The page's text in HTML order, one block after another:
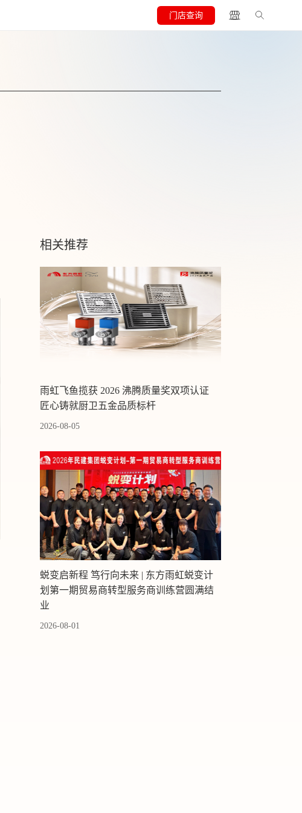
门店查询
相关推荐
雨虹飞鱼揽获 2026 沸腾质量奖双项认证
匠心铸就厨卫五金品质标杆
2026-08-05
蜕变启新程 笃行向未来 | 东方雨虹蜕变计
划第一期贸易商转型服务商训练营圆满结
业
2026-08-01